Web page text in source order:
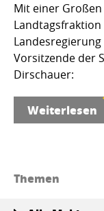
Mit einer
Vorsitzende der
Dirschauer:
Weiterlesen
Themen